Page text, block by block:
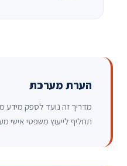
הערת מערכת
מדריך זה נועד לספק מידע
תחליף לייעוץ משפטי אישי